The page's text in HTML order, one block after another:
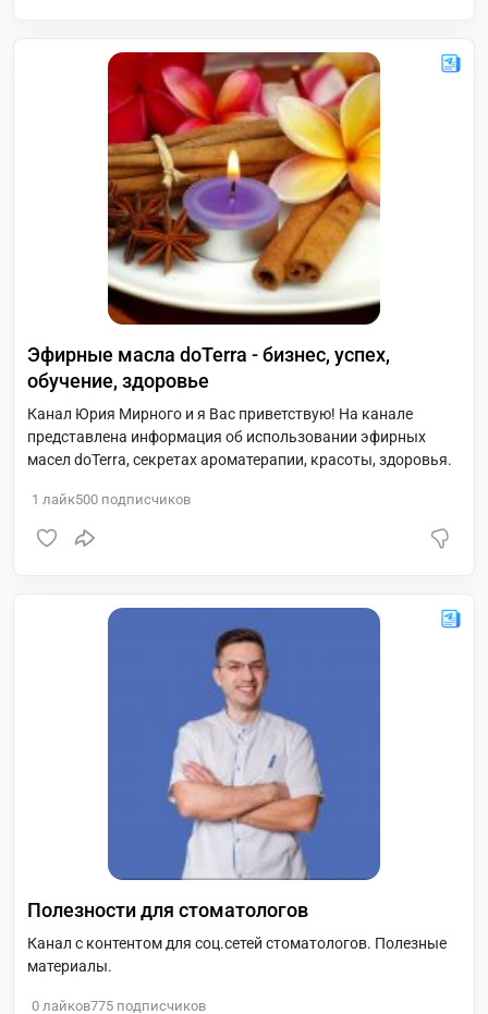
Эфирные масла doTerra - бизнес, успех,
обучение, здоровье
Канал Юрия Мирного и я Вас приветствую! На канале
представлена информация об использовании эфирных
масел doTerra, секретах ароматерапии, красоты, здоровья.
1 лайк500 подписчиков
Полезности для стоматологов
Канал с контентом для соц.сетей стоматологов. Полезные
материалы.
0 лайков775 подписчиков